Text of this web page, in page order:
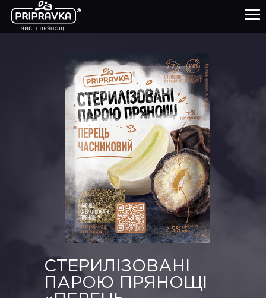
ПРОДУКТИ
КУЛІНАРНА АКАДЕМІЯ
ЧИСТІ ПРЯНОЩІ
ПАРТНЕРАМ
0-800-21-26-76
+38(057) 777-61-23
УКР ENG
СТЕРИЛІЗОВАНІ
ПАРОЮ ПРЯНОЩІ